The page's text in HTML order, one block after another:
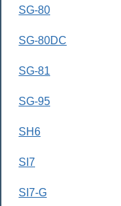
SG-80
SG-80DC
SG-81
SG-95
SH6
SI7
SI7-G